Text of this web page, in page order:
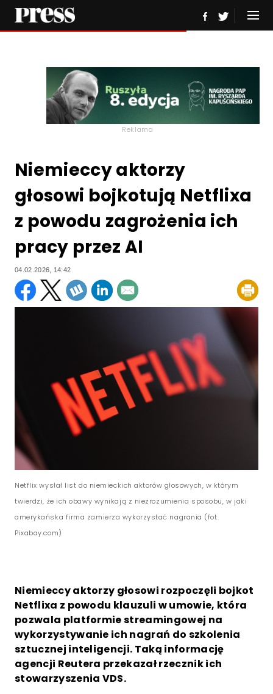
Reklama
Niemieccy aktorzy
głosowi bojkotują Netflixa
z powodu zagrożenia ich
pracy przez AI
04.02.2026, 14:42
Netflix wysłał list do niemieckich aktorów głosowych, w którym
twierdzi, że ich obawy wynikają z niezrozumienia sposobu, w jaki
amerykańska firma zamierza wykorzystać nagrania (fot.
Pixabay.com)
Niemieccy aktorzy głosowi rozpoczęli bojkot
Netflixa z powodu klauzuli w umowie, która
pozwala platformie streamingowej na
wykorzystywanie ich nagrań do szkolenia
sztucznej inteligencji. Taką informację
agencji Reutera przekazał rzecznik ich
stowarzyszenia VDS.